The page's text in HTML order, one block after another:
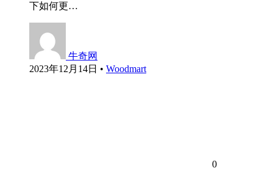
下如何更…
牛奇网
2023年12月14日 • Woodmart
0